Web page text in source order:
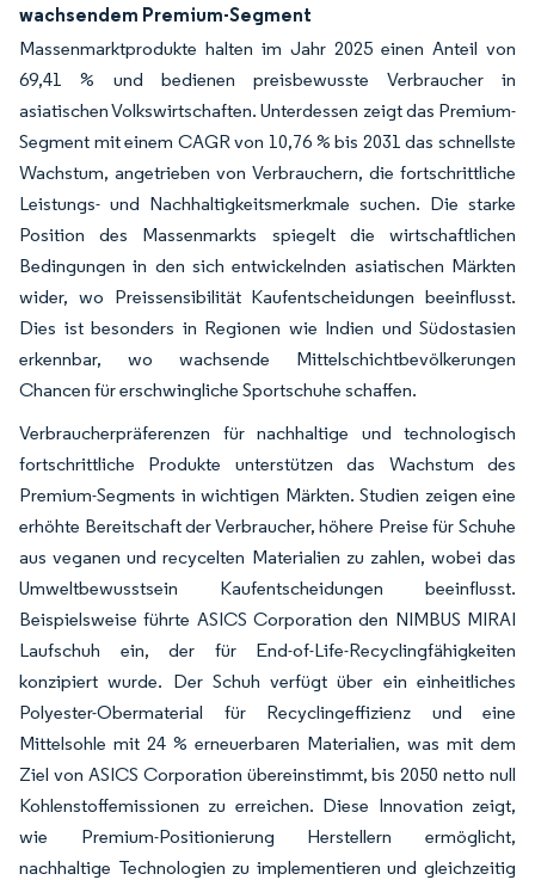
wachsendem Premium-Segment
Massenmarktprodukte halten im Jahr 2025 einen Anteil von
69,41 % und bedienen preisbewusste Verbraucher in
asiatischen Volkswirtschaften. Unterdessen zeigt das Premium-
Segment mit einem CAGR von 10,76 % bis 2031 das schnellste
Wachstum, angetrieben von Verbrauchern, die fortschrittliche
Leistungs- und Nachhaltigkeitsmerkmale suchen. Die starke
Position des Massenmarkts spiegelt die wirtschaftlichen
Bedingungen in den sich entwickelnden asiatischen Märkten
wider, wo Preissensibilität Kaufentscheidungen beeinflusst.
Dies ist besonders in Regionen wie Indien und Südostasien
erkennbar, wo wachsende Mittelschichtbevölkerungen
Chancen für erschwingliche Sportschuhe schaffen.
Verbraucherpräferenzen für nachhaltige und technologisch
fortschrittliche Produkte unterstützen das Wachstum des
Premium-Segments in wichtigen Märkten. Studien zeigen eine
erhöhte Bereitschaft der Verbraucher, höhere Preise für Schuhe
aus veganen und recycelten Materialien zu zahlen, wobei das
Umweltbewusstsein Kaufentscheidungen beeinflusst.
Beispielsweise führte ASICS Corporation den NIMBUS MIRAI
Laufschuh ein, der für End-of-Life-Recyclingfähigkeiten
konzipiert wurde. Der Schuh verfügt über ein einheitliches
Polyester-Obermaterial für Recyclingeffizienz und eine
Mittelsohle mit 24 % erneuerbaren Materialien, was mit dem
Ziel von ASICS Corporation übereinstimmt, bis 2050 netto null
Kohlenstoffemissionen zu erreichen. Diese Innovation zeigt,
wie Premium-Positionierung Herstellern ermöglicht,
nachhaltige Technologien zu implementieren und gleichzeitig